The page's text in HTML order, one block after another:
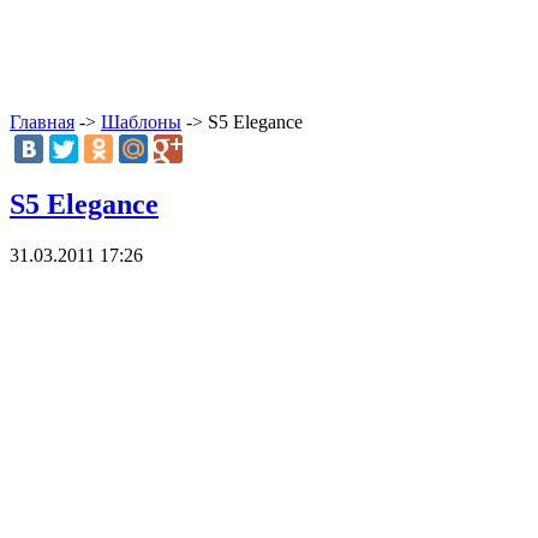
Главная -> Шаблоны -> S5 Elegance
S5 Elegance
31.03.2011 17:26